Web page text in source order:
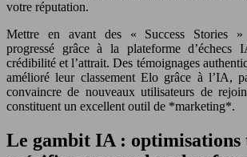
votre réputation.
Mettre en avant des « Success Stories »
progressé grâce à la plateforme d’échecs
crédibilité et l’attrait. Des témoignages
amélioré leur classement Elo grâce à l’IA,
convaincre de nouveaux utilisateurs de
constituent un excellent outil de *marketing*.
Le gambit IA : optimisations